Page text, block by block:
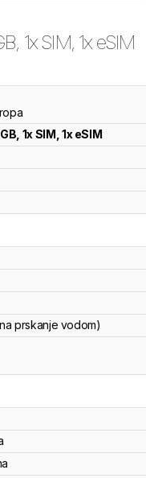
1x SIM, 1x eSIM
1x SIM, 1x eSIM
prskanje vodom)